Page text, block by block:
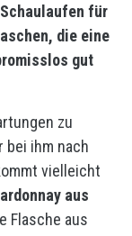
für
die eine
gut
zu
bei ihm nach
vielleicht
aus
Flasche aus